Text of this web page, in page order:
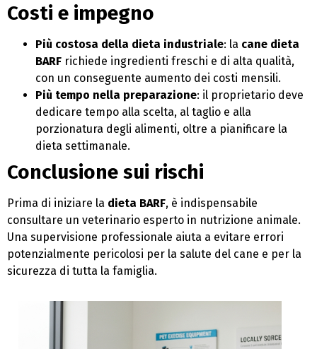
Costi e impegno
Più costosa della dieta industriale: la cane dieta
BARF richiede ingredienti freschi e di alta qualità,
con un conseguente aumento dei costi mensili.
Più tempo nella preparazione: il proprietario deve
dedicare tempo alla scelta, al taglio e alla
porzionatura degli alimenti, oltre a pianificare la
dieta settimanale.
Conclusione sui rischi
Prima di iniziare la dieta BARF, è indispensabile
consultare un veterinario esperto in nutrizione animale.
Una supervisione professionale aiuta a evitare errori
potenzialmente pericolosi per la salute del cane e per la
sicurezza di tutta la famiglia.